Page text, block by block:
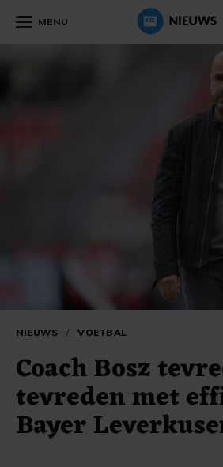
MENU
NIEUWS / VOETBAL
Coach Bosz
tevreden met
Bayer